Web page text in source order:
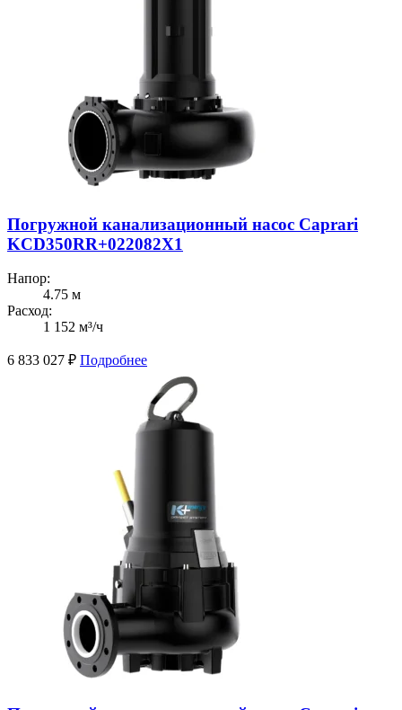
Погружной канализационный насос Caprari
KCD350RR+022082X1
Напор:
4.75 м
Расход:
1 152 м³/ч
6 833 027 ₽ Подробнее